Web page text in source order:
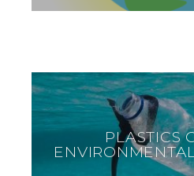
PLASTICS